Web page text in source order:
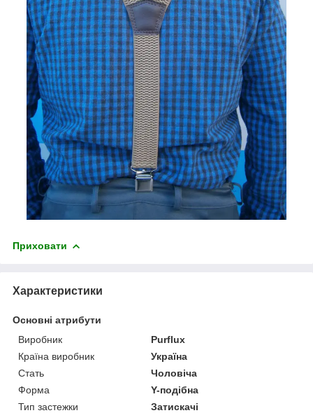
Приховати
Характеристики
Основні атрибути
Виробник
Purflux
Країна виробник
Україна
Стать
Чоловіча
Форма
Y-подібна
Тип застежки
Затискачі